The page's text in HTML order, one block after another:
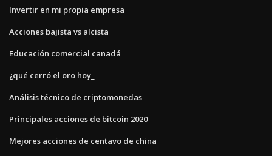
Invertir en mi propia empresa
Acciones bajista vs alcista
Educación comercial canadá
¿qué cerró el oro hoy_
Análisis técnico de criptomonedas
Principales acciones de bitcoin 2020
Mejores acciones de centavo de china